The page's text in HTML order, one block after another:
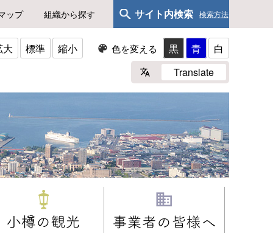
ップ 組織から探す サイト内検索 検索方法
大 標準 縮小 色を変える 黒 青
白
Translate